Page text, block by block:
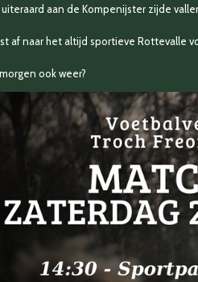
aan de Kompenijster zijde
af naar het altijd sportieve Rottevalle
ook weer?